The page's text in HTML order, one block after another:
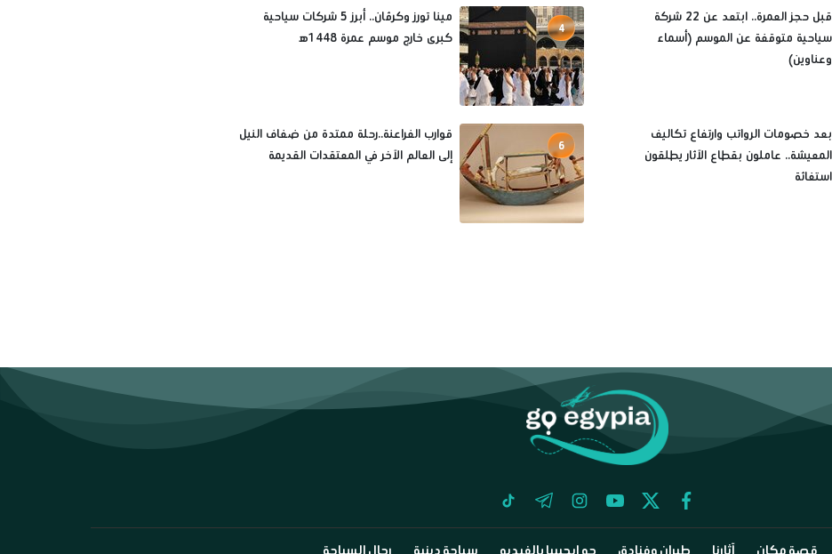
قبل حجز العمرة.. ابتعد عن 22 شركة
سياحية متوقفة عن الموسم (أسماء
وعناوين)
4
مينا تورز وكرڤان.. أبرز 5 شركات سياحية
كبرى خارج موسم عمرة 1448ه‍
بعد خصومات الرواتب وارتفاع تكاليف
المعيشة.. عاملون بقطاع الآثار يطلقون
استغاثة
6
قوارب الفراعنة..رحلة ممتدة من ضفاف النيل
إلى العالم الآخر في المعتقدات القديمة
facebook
twitter
youtube
instagram
telegram
tiktok
قصة مكان آثارنا طيران وفنادق جو إيجيبيا بالفيديو سياحة دينية رجال السياحة